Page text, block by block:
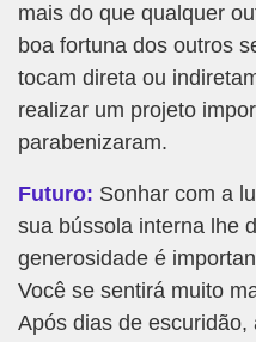
mais do que qualquer
boa fortuna dos outros
tocam direta ou
realizar um projeto
parabenizaram.
Futuro: Sonhar com a
sua bússola interna lhe
generosidade é
Você se sentirá muito
Após dias de